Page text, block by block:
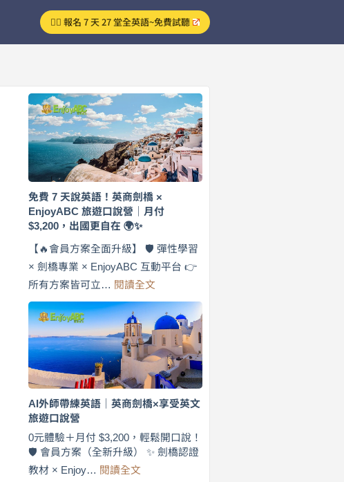
👉🏻 報名 7 天 27 堂全英語~免費試聽
免費 7 天說英語！英商劍橋 ×
EnjoyABC 旅遊口說營｜月付
$3,200，出國更自在 🌍✨
【🔥會員方案全面升級】 🛡️ 彈性學習
× 劍橋專業 × EnjoyABC 互動平台 👉
所有方案皆可立… 閱讀全文
費
7
天
說
英
語！
商
橋
×
EnjoyABC
AI外師帶練英語｜英商劍橋×享受英文
旅遊口說營
0元體驗＋月付 $3,200，輕鬆開口說！
🛡️ 會員方案（全新升級） ✨ 劍橋認證
教材 × Enjoy… 閱讀全文